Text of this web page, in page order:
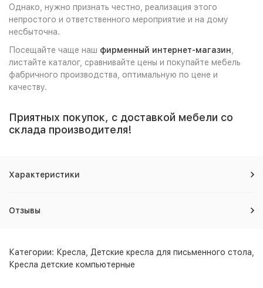
Однако, нужно признать честно, реализация этого
непростого и ответственного мероприятие и на дому
несбыточна.
Посещайте чаще наш фирменный интернет-магазин
листайте каталог, сравнивайте цены и покупайте мебель
фабричного производства, оптимальную по цене и
качеству.
Приятных покупок, с доставкой мебели со
склада производителя!
Характеристики
Отзывы
Категории: Кресла Детские кресла для письменного стола
Кресла детские компьютерные